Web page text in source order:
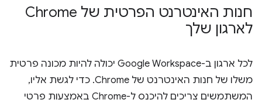
חנות האינטרנט הפרטית של Chrome
לארגון שלך
לכל ארגון ב-Google Workspace יכולה להיות מכונה פרטית
משלו של חנות האינטרנט של Chrome. כדי לגשת אליו,
המשתמשים צריכים להיכנס ל-Chrome באמצעות פרטי